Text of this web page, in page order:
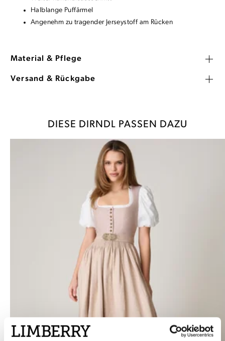
Halblange Puffärmel
Angenehm zu tragender Jerseystoff am Rücken
Material & Pflege
Versand & Rückgabe
DIESE DIRNDL PASSEN DAZU